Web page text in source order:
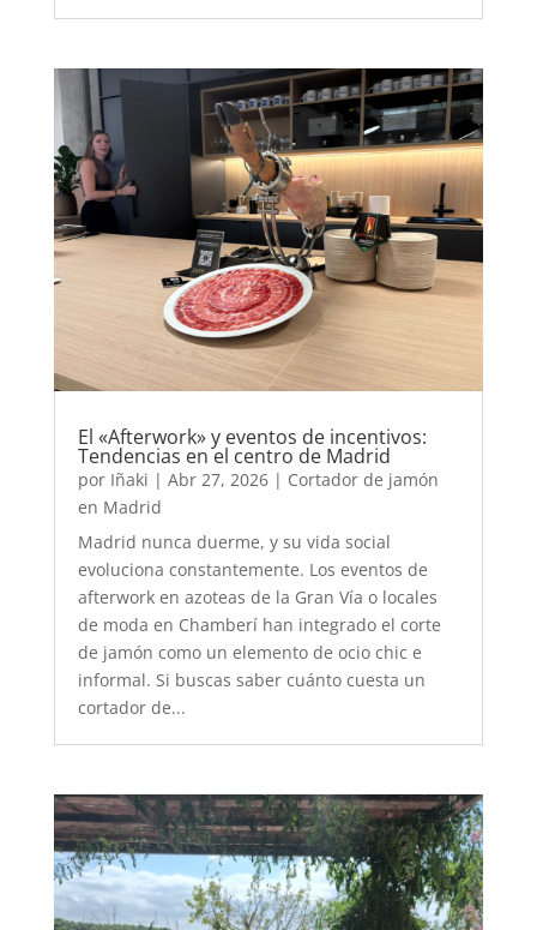
El «Afterwork» y eventos de incentivos:
Tendencias en el centro de Madrid
por Iñaki | Abr 27, 2026| Cortador de jamón
en Madrid
Madrid nunca duerme, y su vida social
evoluciona constantemente. Los eventos de
afterwork en azoteas de la Gran Vía o locales
de moda en Chamberí han integrado el corte
de jamón como un elemento de ocio chic e
informal. Si buscas saber cuánto cuesta un
cortador de...